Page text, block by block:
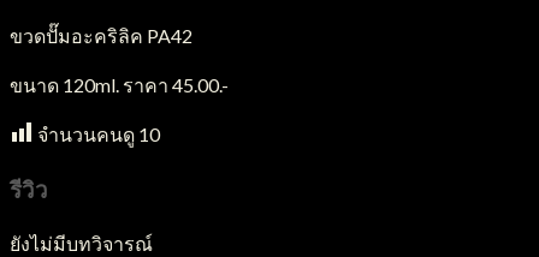
ขวดปั๊มอะคริลิค PA42
ขนาด 120ml. ราคา 45.00.-
จำนวนคนดู 10
รีวิว
ยังไม่มีบทวิจารณ์